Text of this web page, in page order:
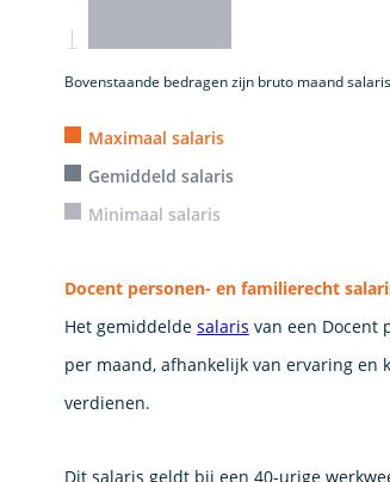
Bovenstaande bedragen zijn bruto maand
Maximaal salaris
Gemiddeld salaris
Minimaal salaris
Docent personen- en familierecht
Het gemiddelde salaris van een Docent
per maand, afhankelijk van ervaring en
verdienen.
Dit salaris geldt bij een 40-urige